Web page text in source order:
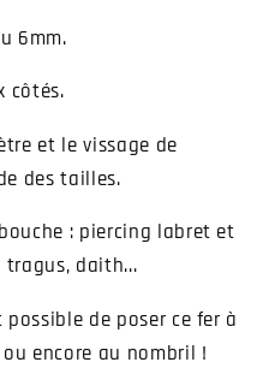
6mm.
côtés.
et le vissage de
des tailles.
: piercing labret et
tragus, daith...
de poser ce fer à
encore au nombril !